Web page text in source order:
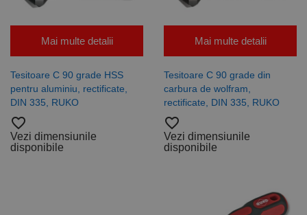
Mai multe detalii
Tesitoare C 90 grade HSS
pentru aluminiu, rectificate,
DIN 335, RUKO
favorite_border
Vezi dimensiunile
disponibile
Mai multe detalii
Tesitoare C 90 grade din
carbura de wolfram,
rectificate, DIN 335, RUKO
favorite_border
Vezi dimensiunile
disponibile